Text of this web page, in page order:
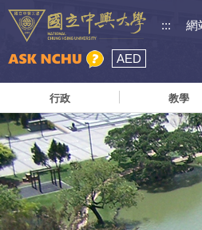
::: 網
AED
行政 教學